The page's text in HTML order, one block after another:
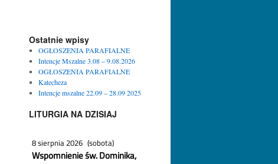
Ostatnie wpisy
OGŁOSZENIA PARAFIALNE
Intencje Mszalne 3.08 – 9.08.2026
OGŁOSZENIA PARAFIALNE
Katecheza
Intencje mszalne 22.09 – 28.09 2025
LITURGIA NA DZISIAJ